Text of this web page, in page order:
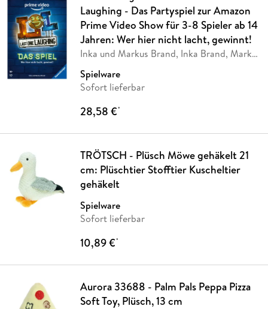
Laughing - Das Partyspiel zur Amazon
Prime Video Show für 3-8 Spieler ab 14
Jahren: Wer hier nicht lacht, gewinnt!
Inka und Markus Brand, Inka Brand, Markus
Spielware
Sofort lieferbar
28,58 €*
TRÖTSCH - Plüsch Möwe gehäkelt 21
cm: Plüschtier Stofftier Kuscheltier
gehäkelt
Spielware
Sofort lieferbar
10,89 €*
Aurora 33688 - Palm Pals Peppa Pizza
Soft Toy, Plüsch, 13 cm